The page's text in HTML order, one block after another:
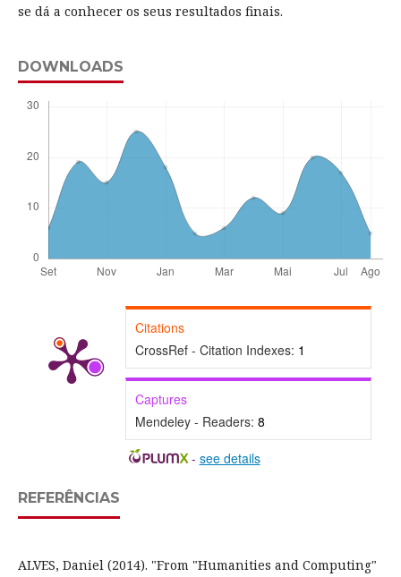
se dá a conhecer os seus resultados finais.
DOWNLOADS
Citations
CrossRef - Citation Indexes: 1
Captures
Mendeley - Readers: 8
- see details
REFERÊNCIAS
ALVES, Daniel (2014). "From "Humanities and Computing"